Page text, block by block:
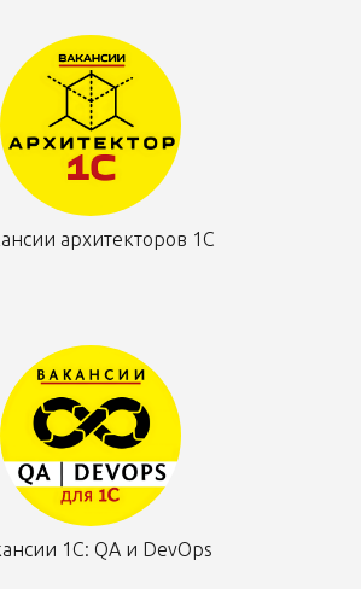
архитекторов 1С
1С: QA и DevOps